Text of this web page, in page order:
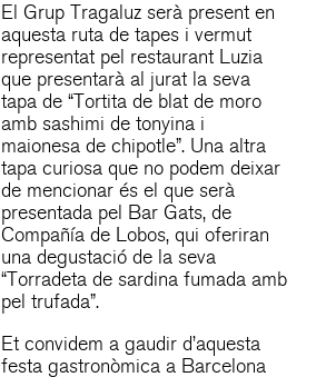
El Grup Tragaluz serà present en
aquesta ruta de tapes i vermut
representat pel restaurant Luzia
que presentarà al jurat la seva
tapa de “Tortita de blat de moro
amb sashimi de tonyina i
maionesa de chipotle”. Una altra
tapa curiosa que no podem deixar
de mencionar és el que serà
presentada pel Bar Gats, de
Compañía de Lobos, qui oferiran
una degustació de la seva
“Torradeta de sardina fumada amb
pel trufada”.
Et convidem a gaudir d’aquesta
festa gastronòmica a Barcelona